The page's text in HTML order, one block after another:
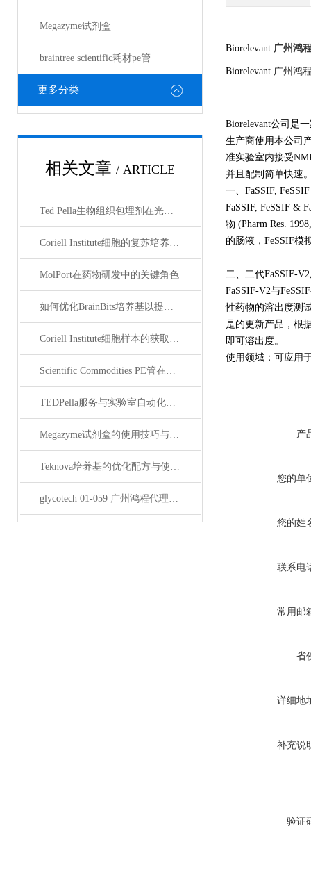
Megazyme试剂盒
braintree scientific耗材pe管
更多分类
相关文章 / ARTICLE
Ted Pella生物组织包埋剂在光镜与电镜联用技术中的应用
Coriell Institute细胞的复苏培养与质量控制规范
MolPort在药物研发中的关键角色
如何优化BrainBits培养基以提高实验效果？
Coriell Institute细胞样本的获取与应用指南
Scientific Commodities PE管在环保实验中的作用
TEDPella服务与实验室自动化设备的整合
Megazyme试剂盒的使用技巧与实验优化方法
Teknova培养基的优化配方与使用技巧
glycotech 01-059 广州鸿程代理：开启糖生物学研究新征程
Biorelevant 广州鸿
Biorelevant 广州鸿
Biorelevant公司是
生产商使用本公司
准实验室内接受
并且配制简单快速
一、FaSSIF,
FaSSIF, FeSSIF &
物 (Pharm Res.
的肠液，FeSSIF模
二、二代FaSSIF-
FaSSIF-V2与
性药物的溶出度测
是的更新产品，根
即可溶出度。
使用领域：可应用
产
您的单
您的姓
联系电
常用邮
省
详细地
补充说
验证